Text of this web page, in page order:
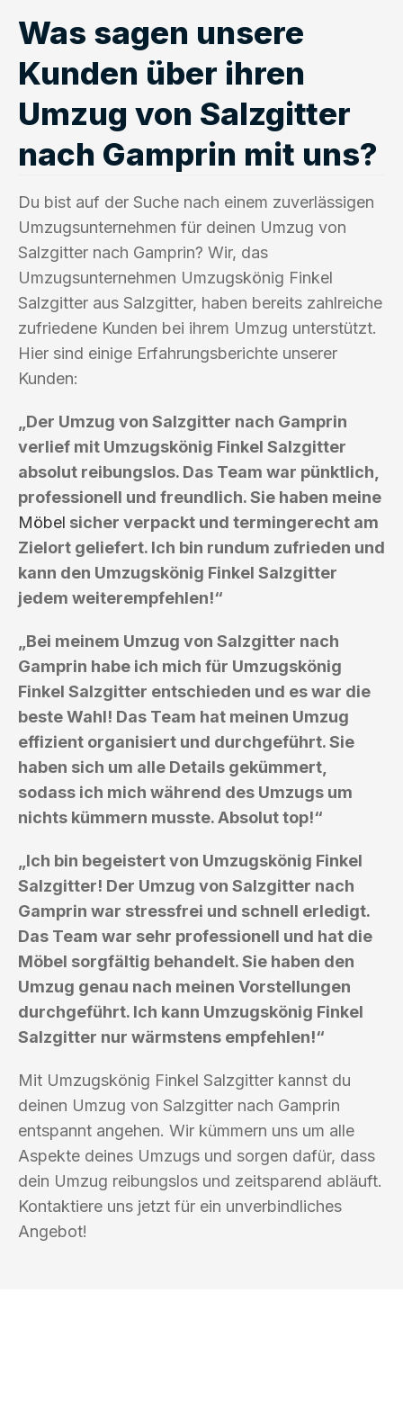
Was sagen unsere
Kunden über ihren
Umzug von Salzgitter
nach Gamprin mit uns?
Du bist auf der Suche nach einem zuverlässigen
Umzugsunternehmen für deinen Umzug von
Salzgitter nach Gamprin? Wir, das
Umzugsunternehmen Umzugskönig Finkel
Salzgitter aus Salzgitter, haben bereits zahlreiche
zufriedene Kunden bei ihrem Umzug unterstützt.
Hier sind einige Erfahrungsberichte unserer
Kunden:
„Der Umzug von Salzgitter nach Gamprin
verlief mit Umzugskönig Finkel Salzgitter
absolut reibungslos. Das Team war pünktlich,
professionell und freundlich. Sie haben meine
Möbel sicher verpackt und termingerecht am
Zielort geliefert. Ich bin rundum zufrieden und
kann den Umzugskönig Finkel Salzgitter
jedem weiterempfehlen!“
„Bei meinem Umzug von Salzgitter nach
Gamprin habe ich mich für Umzugskönig
Finkel Salzgitter entschieden und es war die
beste Wahl! Das Team hat meinen Umzug
effizient organisiert und durchgeführt. Sie
haben sich um alle Details gekümmert,
sodass ich mich während des Umzugs um
nichts kümmern musste. Absolut top!“
„Ich bin begeistert von Umzugskönig Finkel
Salzgitter! Der Umzug von Salzgitter nach
Gamprin war stressfrei und schnell erledigt.
Das Team war sehr professionell und hat die
Möbel sorgfältig behandelt. Sie haben den
Umzug genau nach meinen Vorstellungen
durchgeführt. Ich kann Umzugskönig Finkel
Salzgitter nur wärmstens empfehlen!“
Mit Umzugskönig Finkel Salzgitter kannst du
deinen Umzug von Salzgitter nach Gamprin
entspannt angehen. Wir kümmern uns um alle
Aspekte deines Umzugs und sorgen dafür, dass
dein Umzug reibungslos und zeitsparend abläuft.
Kontaktiere uns jetzt für ein unverbindliches
Angebot!